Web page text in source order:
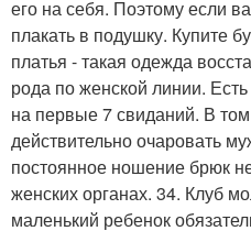
его на себя. Поэтому если
плакать в подушку. Купите
платья - такая одежда
рода по женской линии.
на первые 7 свиданий. В
действительно очаровать
постоянное ношение брюк
женских органах. 34. Клуб
маленький ребенок